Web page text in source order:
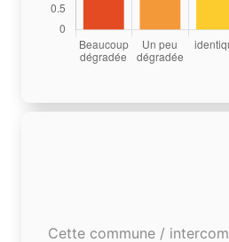
Cette commune /